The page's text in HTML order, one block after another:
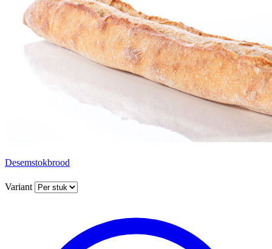
Desemstokbrood
Variant